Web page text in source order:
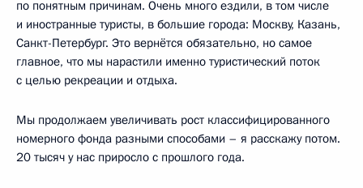
по понятным причинам. Очень много ездили, в том числе
и иностранные туристы, в большие города: Москву, Казань,
Санкт-Петербург. Это вернётся обязательно, но самое
главное, что мы нарастили именно туристический поток
с целью рекреации и отдыха.
Мы продолжаем увеличивать рост классифицированного
номерного фонда разными способами – я расскажу потом.
20 тысяч у нас приросло с прошлого года.